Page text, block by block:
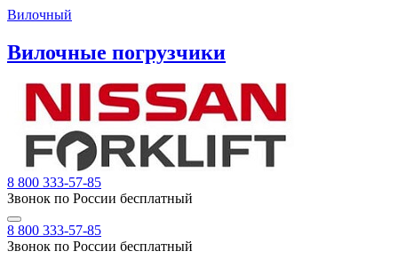
Вилочный
Вилочные погрузчики
8 800 333-57-85
Звонок по России бесплатный
8 800 333-57-85
Звонок по России бесплатный